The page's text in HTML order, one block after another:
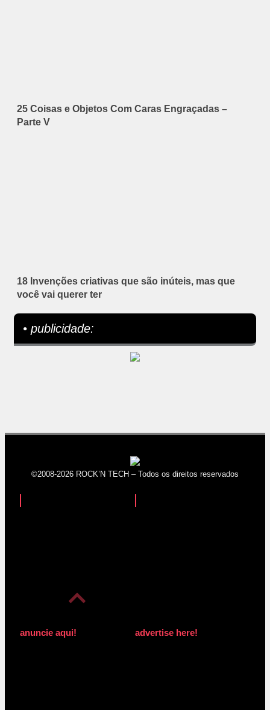
25 Coisas e Objetos Com Caras Engraçadas –
Parte V
18 Invenções criativas que são inúteis, mas que
você vai querer ter
• publicidade:
©2008-2026 ROCK’N TECH – Todos os direitos reservados
anuncie aqui! advertise here!